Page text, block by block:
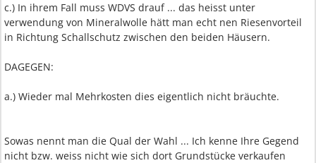
c.) In ihrem Fall muss WDVS drauf ... das heisst unter
verwendung von Mineralwolle hätt man echt nen Riesenvorteil
in Richtung Schallschutz zwischen den beiden Häusern.
DAGEGEN:
a.) Wieder mal Mehrkosten dies eigentlich nicht bräuchte.
Sowas nennt man die Qual der Wahl ... Ich kenne Ihre Gegend
nicht bzw. weiss nicht wie sich dort Grundstücke verkaufen